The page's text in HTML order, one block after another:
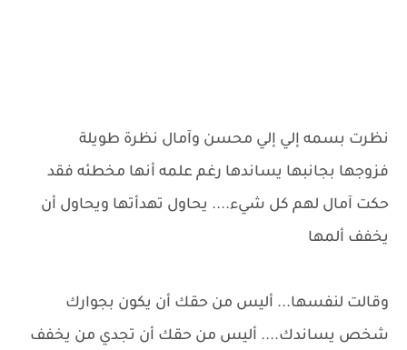
نظرت بسمه إلي إلي محسن وآمال نظرة طويلة
فزوجها بجانبها يساندها رغم علمه أنها مخطئه فقد
حكت آمال لهم كل شيء.... يحاول تهدأتها ويحاول أن
يخفف ألمها
وقالت لنفسها... أليس من حقك أن يكون بجوارك
شخص يساندك.... أليس من حقك أن تجدي من يخفف